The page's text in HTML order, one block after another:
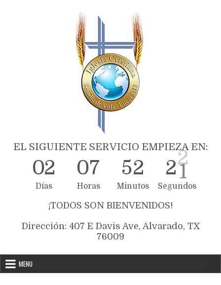
EL SIGUIENTE SERVICIO EMPIEZA EN:
02
Días
07
Horas
52
Minutos
21
Segundos
¡TODOS SON BIENVENIDOS!
Dirección: 407 E Davis Ave, Alvarado, TX
76009
MENU